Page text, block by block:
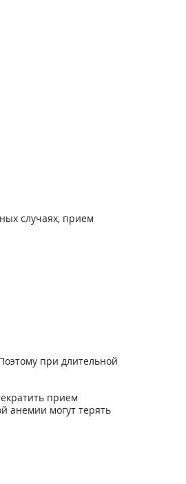
случаях, прием
при длительной
прием
анемии могут терять